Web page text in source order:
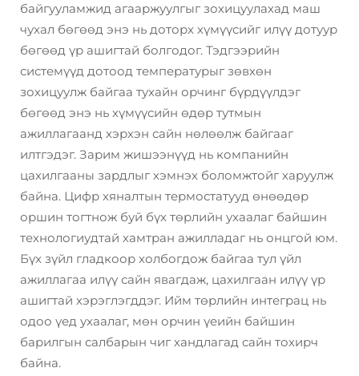
байгууламжид агааржуулгыг зохицуулахад маш
чухал бөгөөд энэ нь доторх хүмүүсийг илүү дотуур
бөгөөд үр ашигтай болгодог. Тэдгээрийн
системүүд дотоод температурыг зөвхөн
зохицуулж байгаа тухайн орчинг бүрдүүлдэг
бөгөөд энэ нь хүмүүсийн өдөр тутмын
ажиллагаанд хэрхэн сайн нөлөөлж байгааг
илтгэдэг. Зарим жишээнүүд нь компанийн
цахилгааны зардлыг хэмнэх боломжтойг харуулж
байна. Цифр хяналтын термостатууд өнөөдөр
оршин тогтнож буй бүх төрлийн ухаалаг байшин
технологиудтай хамтран ажилладаг нь онцгой юм.
Бүх зүйл гладкоор холбогдож байгаа тул үйл
ажиллагаа илүү сайн явагдаж, цахилгаан илүү үр
ашигтай хэрэглэгддэг. Ийм төрлийн интеграц нь
одоо үед ухаалаг, мөн орчин үеийн байшин
барилгын салбарын чиг хандлагад сайн тохирч
байна.